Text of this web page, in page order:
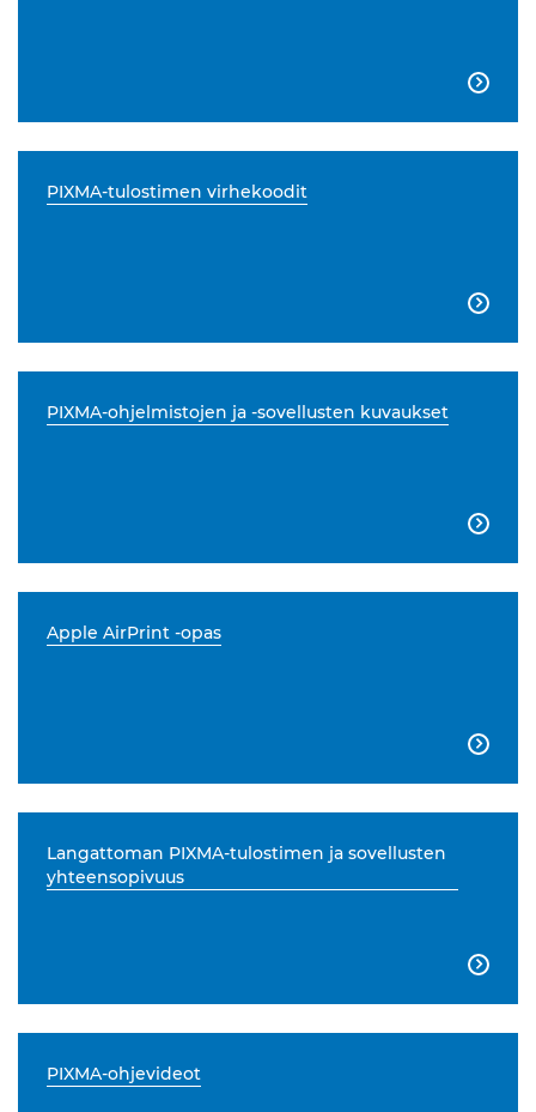

PIXMA-tulostimen virhekoodit

PIXMA-ohjelmistojen ja -sovellusten kuvaukset

Apple AirPrint -opas

Langattoman PIXMA-tulostimen ja sovellusten
yhteensopivuus

PIXMA-ohjevideot